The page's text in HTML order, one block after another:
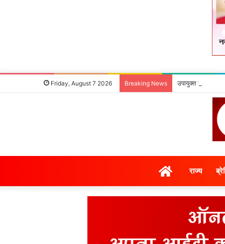
Friday, August 7 2026 Breaking News उपायुक्‍त ने जन
होम राज्‍य